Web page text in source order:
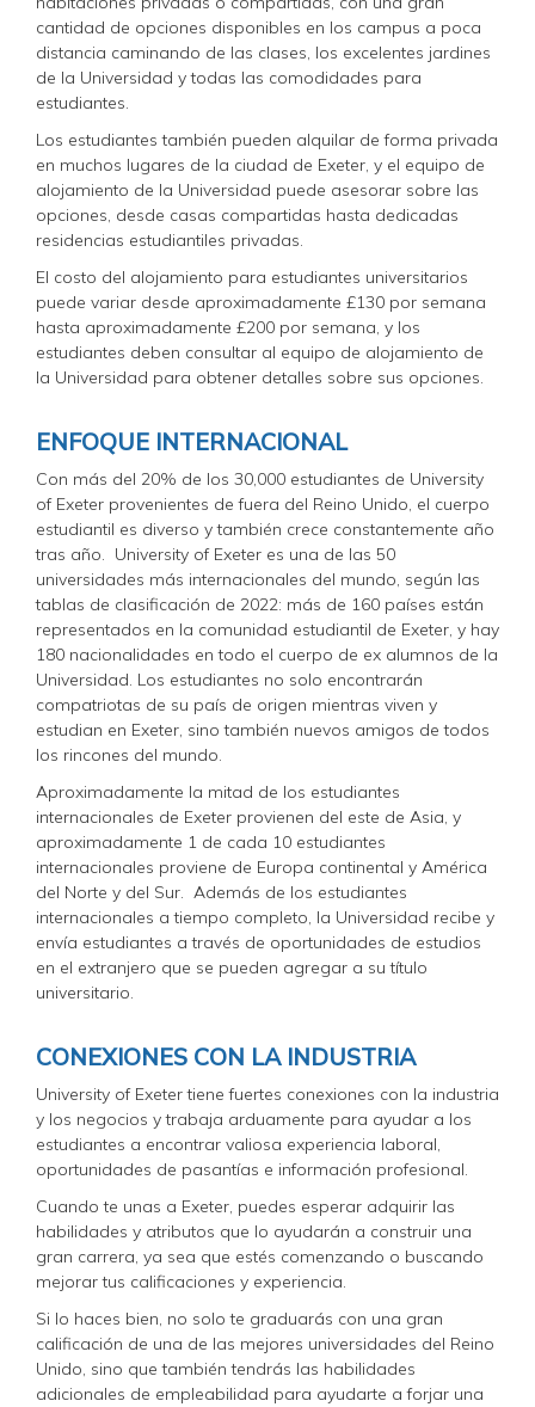
cantidad de opciones disponibles en los campus a poca
distancia caminando de las clases, los excelentes jardines
de la Universidad y todas las comodidades para
estudiantes.
Los estudiantes también pueden alquilar de forma privada
en muchos lugares de la ciudad de Exeter, y el equipo de
alojamiento de la Universidad puede asesorar sobre las
opciones, desde casas compartidas hasta dedicadas
residencias estudiantiles privadas.
El costo del alojamiento para estudiantes universitarios
puede variar desde aproximadamente £130 por semana
hasta aproximadamente £200 por semana, y los
estudiantes deben consultar al equipo de alojamiento de
la Universidad para obtener detalles sobre sus opciones.
ENFOQUE INTERNACIONAL
Con más del 20% de los 30,000 estudiantes de University
of Exeter provenientes de fuera del Reino Unido, el cuerpo
estudiantil es diverso y también crece constantemente año
tras año. University of Exeter es una de las 50
universidades más internacionales del mundo, según las
tablas de clasificación de 2022: más de 160 países están
representados en la comunidad estudiantil de Exeter, y hay
180 nacionalidades en todo el cuerpo de ex alumnos de la
Universidad. Los estudiantes no solo encontrarán
compatriotas de su país de origen mientras viven y
estudian en Exeter, sino también nuevos amigos de todos
los rincones del mundo.
Aproximadamente la mitad de los estudiantes
internacionales de Exeter provienen del este de Asia, y
aproximadamente 1 de cada 10 estudiantes
internacionales proviene de Europa continental y América
del Norte y del Sur. Además de los estudiantes
internacionales a tiempo completo, la Universidad recibe y
envía estudiantes a través de oportunidades de estudios
en el extranjero que se pueden agregar a su título
universitario.
CONEXIONES CON LA INDUSTRIA
University of Exeter tiene fuertes conexiones con la industria
y los negocios y trabaja arduamente para ayudar a los
estudiantes a encontrar valiosa experiencia laboral,
oportunidades de pasantías e información profesional.
Cuando te unas a Exeter, puedes esperar adquirir las
habilidades y atributos que lo ayudarán a construir una
gran carrera, ya sea que estés comenzando o buscando
mejorar tus calificaciones y experiencia.
Si lo haces bien, no solo te graduarás con una gran
calificación de una de las mejores universidades del Reino
Unido, sino que también tendrás las habilidades
adicionales de empleabilidad para ayudarte a forjar una